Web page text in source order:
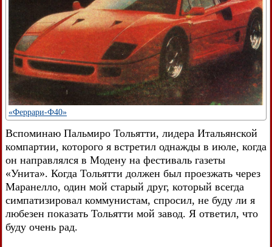
«Феррари-Ф40»
Вспоминаю Пальмиро Тольятти, лидера Итальянской
компартии, которого я встретил однажды в июле, когда
он направлялся в Модену на фестиваль газеты
«Унита». Когда Тольятти должен был проезжать через
Маранелло, один мой старый друг, который всегда
симпатизировал коммунистам, спросил, не буду ли я
любезен показать Тольятти мой завод. Я ответил, что
буду очень рад.